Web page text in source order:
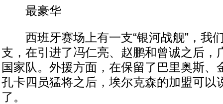
最豪华
西班牙赛场上有一支“银河战舰”，我
支，在引进了冯仁亮、赵鹏和曾诚之后，
国家队。外援方面，在保留了巴里奥斯、
孔卡四员猛将之后，埃尔克森的加盟可以
了。